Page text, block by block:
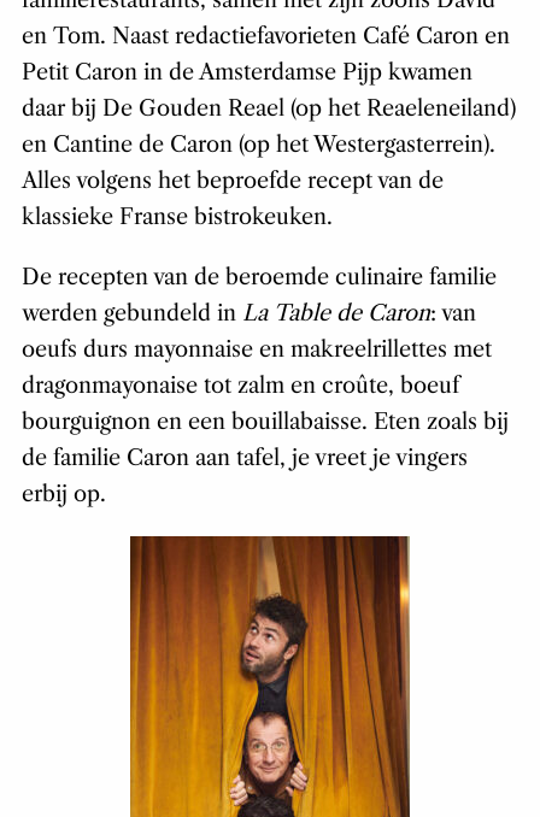
en Tom. Naast redactiefavorieten Café Caron en
Petit Caron in de Amsterdamse Pijp kwamen
daar bij De Gouden Reael (op het Reaeleneiland)
en Cantine de Caron (op het Westergasterrein).
Alles volgens het beproefde recept van de
klassieke Franse bistrokeuken.
De recepten van de beroemde culinaire familie
werden gebundeld in La Table de Caron: van
oeufs durs mayonnaise en makreelrillettes met
dragonmayonaise tot zalm en croûte, boeuf
bourguignon en een bouillabaisse. Eten zoals bij
de familie Caron aan tafel, je vreet je vingers
erbij op.